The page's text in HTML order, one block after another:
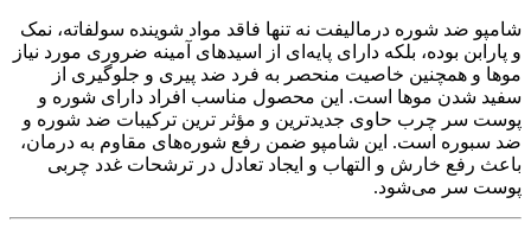
شامپو ضد شوره درمالیفت نه تنها فاقد مواد شوینده سولفاته، نمک
و پارابن بوده، بلکه دارای پایه‌ای از اسیدهای آمینه ضروری مورد نیاز
موها و همچنین خاصیت منحصر به فرد ضد پیری و جلوگیری از
سفید شدن موها است. این محصول مناسب افراد دارای شوره و
پوست سر چرب حاوی جدیدترین و مؤثر ترین ترکیبات ضد شوره و
ضد سبوره است. این شامپو ضمن رفع شوره‌های مقاوم به درمان،
باعث رفع خارش و التهاب و ایجاد تعادل در ترشحات غدد چربی
پوست سر می‌شود.